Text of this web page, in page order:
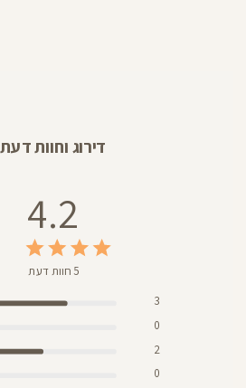
דירוג וחוות דעת
4.2
5 חוות דעת
3
0
2
0